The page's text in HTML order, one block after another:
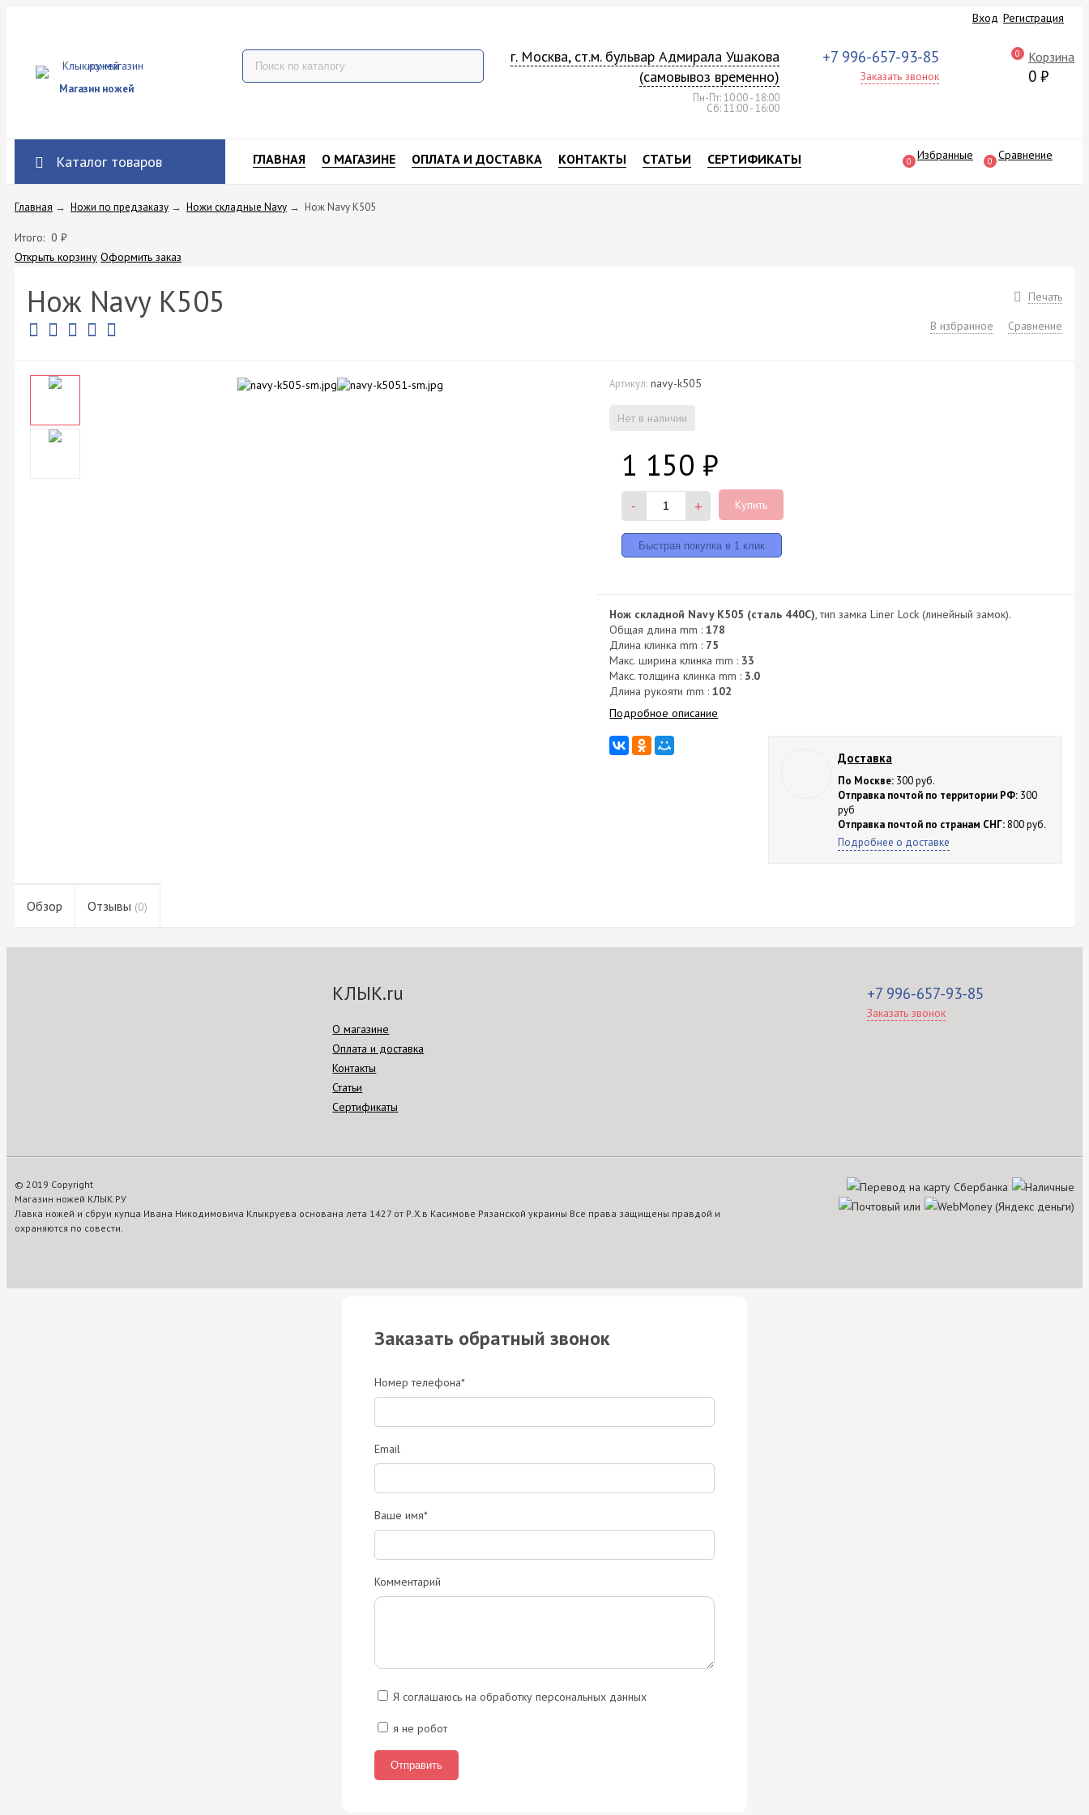
Вход Регистрация
Магазин ножей
г. Москва, ст.м. бульвар Адмирала Ушакова
(самовывоз временно)
Пн-Пт: 10:00 - 18:00
Сб: 11:00 - 16:00
+7 996-657-93-85
Заказать звонок
0 Корзина
0 ₽
Каталог товаров ГЛАВНАЯ О МАГАЗИНЕ ОПЛАТА И ДОСТАВКА КОНТАКТЫ СТАТЬИ СЕРТИФИКАТЫ 0 Избранные 0 Сравнение
Главная → Ножи по предзаказу → Ножи складные Navy → Нож Navy K505
Итого: 0 ₽
Открыть корзину Оформить заказ
Печать
Нож Navy K505
В избранное Сравнение
Артикул: navy-k505
Нет в наличии
1 150 ₽
- + Купить
Нож складной Navy K505 (сталь 440C) , тип замка Liner Lock (линейный замок).
Общая длина mm :178
Длина клинка mm : 75
Макс. ширина клинка mm : 33
Макс. толщина клинка mm : 3.0
Длина рукояти mm :102
Подробное описание
Доставка
По Москве:300 руб.
Отправка почтой по территории РФ:300
руб
Отправка почтой по странам СНГ:800 руб.
Подробнее о доставке
Обзор Отзывы (0)
КЛЫК.ru
О магазине
Оплата и доставка
Контакты
Статьи
Сертификаты
+7 996-657-93-85
Заказать звонок
© 2019 Copyright
Магазин ножей КЛЫК.РУ
Лавка ножей и сбруи купца Ивана Никодимовича Клыкруева основана лета 1427 от Р.Х.в Касимове Рязанской украины Все права защищены правдой и
охраняются по совести.
Заказать обратный звонок
Номер телефона*
Email
Ваше имя*
Комментарий
Я соглашаюсь на обработку персональных данных
я не робот